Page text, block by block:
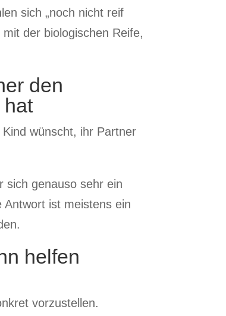
sich „noch nicht reif
der biologischen Reife,
den
hat
wünscht, ihr Partner
sich genauso sehr ein
Antwort ist meistens ein
helfen
vorzustellen.